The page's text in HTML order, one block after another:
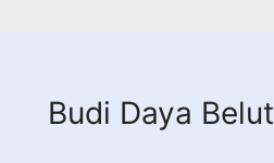
Budi Daya Belut